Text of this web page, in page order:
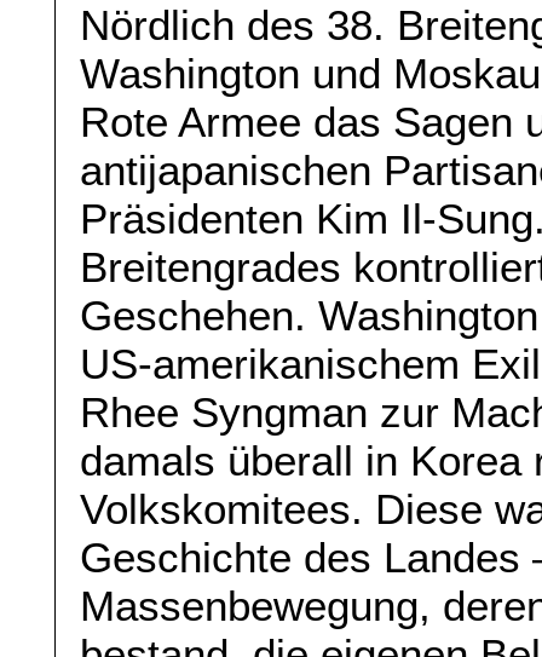
Nördlich des 38.
Washington und
Rote Armee das Sagen
antijapanischen
Präsidenten Kim Il-
Breitengrades
Geschehen.
US-amerikanischem
Rhee Syngman zur
damals überall in Korea
Volkskomitees. Diese
Geschichte des Landes
Massenbewegung,